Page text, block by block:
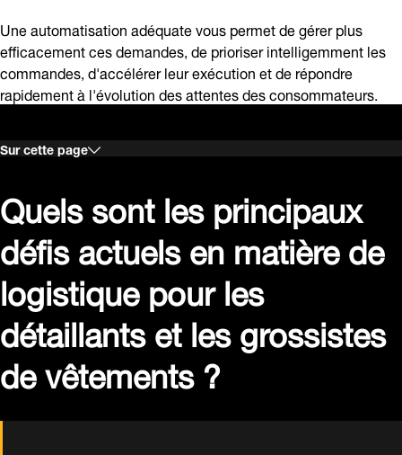
Une automatisation adéquate vous permet de gérer plus
efficacement ces demandes, de prioriser intelligemment les
commandes, d'accélérer leur exécution et de répondre
rapidement à l'évolution des attentes des consommateurs.
Sur cette page
Quels sont les principaux
défis actuels en matière de
logistique pour les
détaillants et les grossistes
de vêtements ?